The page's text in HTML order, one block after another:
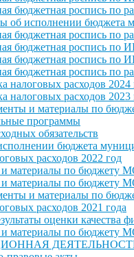
бюджетная роспись по
об исполнении бюджета
бюджетная роспись по
бюджетная роспись по
бюджетная роспись по
бюджетная роспись по
налоговых расходов 2024
налоговых расходов 2023
и материалы по
программы
обязательств
бюджета
расходов 2022 год
материалы по бюджету
материалы по бюджету
и материалы по
расходов 2021 года
оценки качества
материалы по бюджету